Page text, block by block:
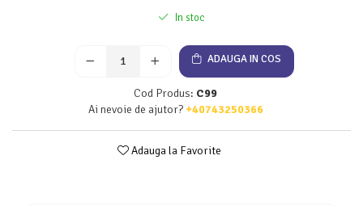
In stoc
ADAUGA IN COS
Cod Produs: C99
Ai nevoie de ajutor? +40743250366
Adauga la Favorite